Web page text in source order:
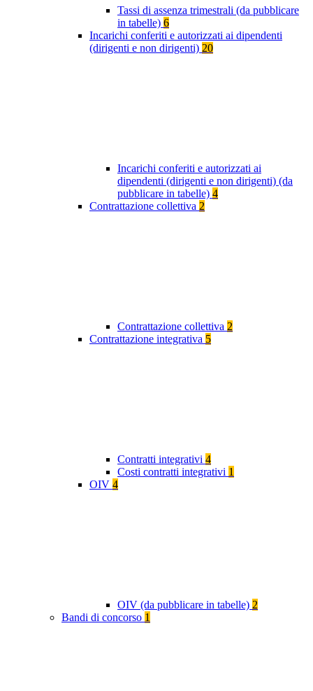
Tassi di assenza trimestrali (da pubblicare
in tabelle) 6
Incarichi conferiti e autorizzati ai dipendenti
(dirigenti e non dirigenti) 20
Incarichi conferiti e autorizzati ai
dipendenti (dirigenti e non dirigenti) (da
pubblicare in tabelle) 4
Contrattazione collettiva 2
Contrattazione collettiva 2
Contrattazione integrativa 5
Contratti integrativi 4
Costi contratti integrativi 1
OIV 4
OIV (da pubblicare in tabelle) 2
Bandi di concorso 1